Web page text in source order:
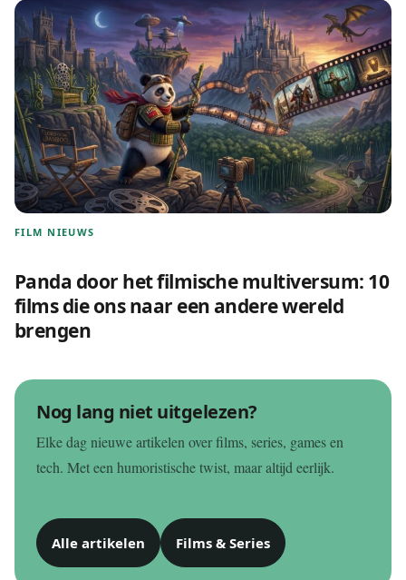
FILM NIEUWS
Panda door het filmische multiversum: 10
films die ons naar een andere wereld
brengen
Nog lang niet uitgelezen?
Elke dag nieuwe artikelen over films, series, games en
tech. Met een humoristische twist, maar altijd eerlijk.
Alle artikelen Films & Series